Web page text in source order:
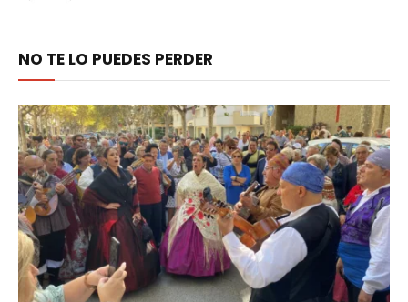
NO TE LO PUEDES PERDER